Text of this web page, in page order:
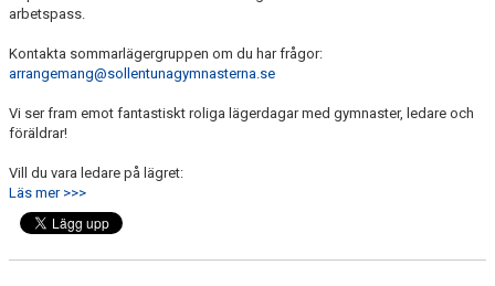
arbetspass.
Kontakta sommarlägergruppen om du har frågor:
arrangemang@sollentunagymnasterna.se
Vi ser fram emot fantastiskt roliga lägerdagar med gymnaster, ledare och
föräldrar!
Vill du vara ledare på lägret:
Läs mer >>>